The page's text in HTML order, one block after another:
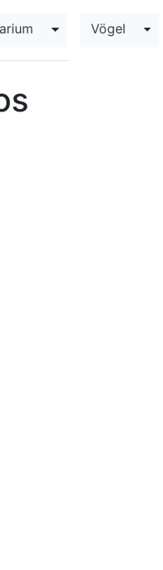
Toggle Dropdown
Vögel